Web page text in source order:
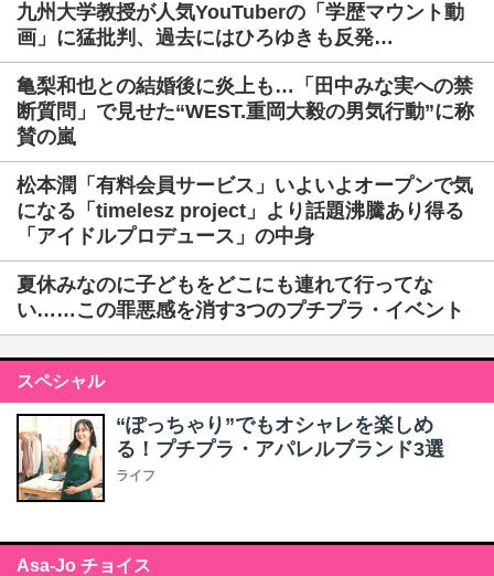
九州大学教授が人気YouTuberの「学歴マウント動
画」に猛批判、過去にはひろゆきも反発…
亀梨和也との結婚後に炎上も…「田中みな実への禁
断質問」で見せた“WEST.重岡大毅の男気行動”に称
賛の嵐
松本潤「有料会員サービス」いよいよオープンで気
になる「timelesz project」より話題沸騰あり得る
「アイドルプロデュース」の中身
夏休みなのに子どもをどこにも連れて行ってな
い……この罪悪感を消す3つのプチプラ・イベント
スペシャル
“ぽっちゃり”でもオシャレを楽しめ
る！プチプラ・アパレルブランド3選
ライフ
Asa-Jo チョイス